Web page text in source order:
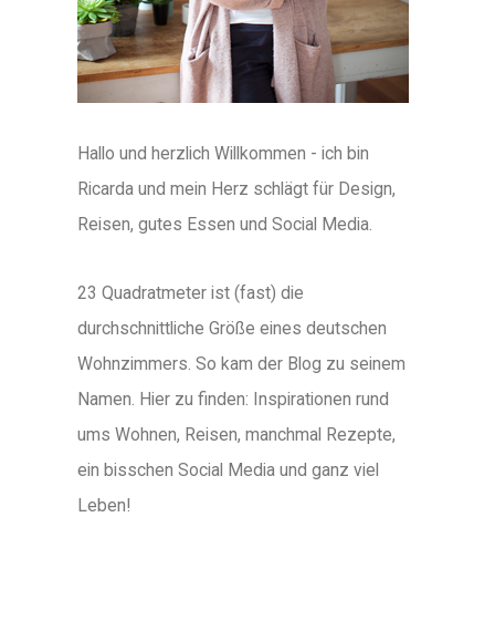
Hallo und herzlich Willkommen - ich bin
Ricarda und mein Herz schlägt für Design,
Reisen, gutes Essen und Social Media.
23 Quadratmeter ist (fast) die
durchschnittliche Größe eines deutschen
Wohnzimmers. So kam der Blog zu seinem
Namen. Hier zu finden: Inspirationen rund
ums Wohnen, Reisen, manchmal Rezepte,
ein bisschen Social Media und ganz viel
Leben!